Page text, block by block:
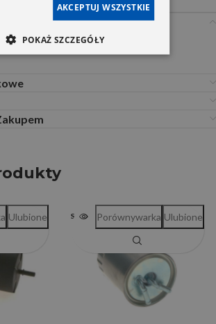
Ulubione SOLD OUTPorównywarka Ulubione
AKCEPTUJ WSZYSTKIE
POKAŻ SZCZEGÓŁY